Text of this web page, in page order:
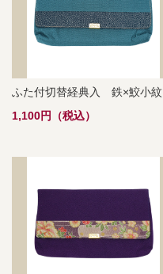
ふた付切替経典入 鉄×鮫小紋
1,100円（税込）